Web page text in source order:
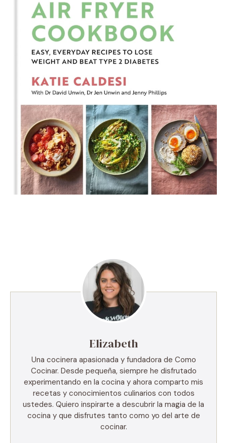
Elizabeth
Una cocinera apasionada y fundadora de Como
Cocinar. Desde pequeña, siempre he disfrutado
experimentando en la cocina y ahora comparto mis
recetas y conocimientos culinarios con todos
ustedes. Quiero inspirarte a descubrir la magia de la
cocina y que disfrutes tanto como yo del arte de
cocinar.